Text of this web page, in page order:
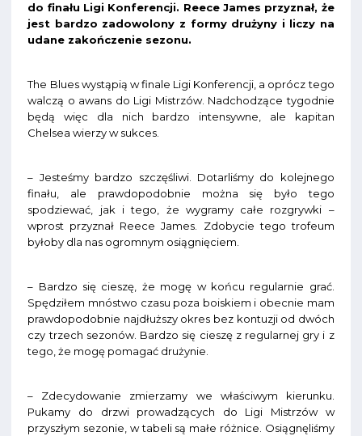
do finału Ligi Konferencji. Reece James przyznał, że
jest bardzo zadowolony z formy drużyny i liczy na
udane zakończenie sezonu.
The Blues wystąpią w finale Ligi Konferencji, a oprócz tego
walczą o awans do Ligi Mistrzów. Nadchodzące tygodnie
będą więc dla nich bardzo intensywne, ale kapitan
Chelsea wierzy w sukces.
– Jesteśmy bardzo szczęśliwi. Dotarliśmy do kolejnego
finału, ale prawdopodobnie można się było tego
spodziewać, jak i tego, że wygramy całe rozgrywki –
wprost przyznał Reece James. Zdobycie tego trofeum
byłoby dla nas ogromnym osiągnięciem.
– Bardzo się cieszę, że mogę w końcu regularnie grać.
Spędziłem mnóstwo czasu poza boiskiem i obecnie mam
prawdopodobnie najdłuższy okres bez kontuzji od dwóch
czy trzech sezonów. Bardzo się cieszę z regularnej gry i z
tego, że mogę pomagać drużynie.
– Zdecydowanie zmierzamy we właściwym kierunku.
Pukamy do drzwi prowadzących do Ligi Mistrzów w
przyszłym sezonie, w tabeli są małe różnice. Osiągnęliśmy